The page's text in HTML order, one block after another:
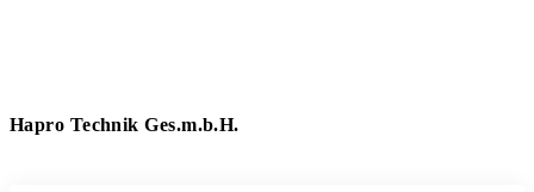
Hapro Technik Ges.m.b.H.